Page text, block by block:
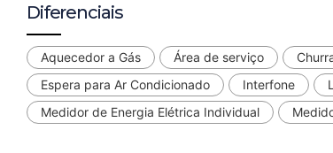
Diferenciais
Aquecedor a Gás Área de serviço
Espera para Ar Condicionado
Interfone
Medidor de Energia Elétrica Individual